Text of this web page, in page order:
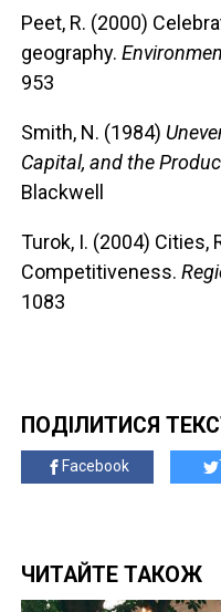
Peet, R. (2000)
geography.
953
Smith, N. (1984)
Capital, and the
Blackwell
Turok, I. (2004) Cities,
Competitiveness.
1083
ПОДІЛИТИСЯ
Facebook
ЧИТАЙТЕ ТАКОЖ